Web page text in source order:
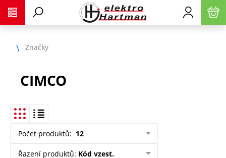
Značky
CIMCO
Počet produktů: 12
Řazení produktů: Kód vzest.